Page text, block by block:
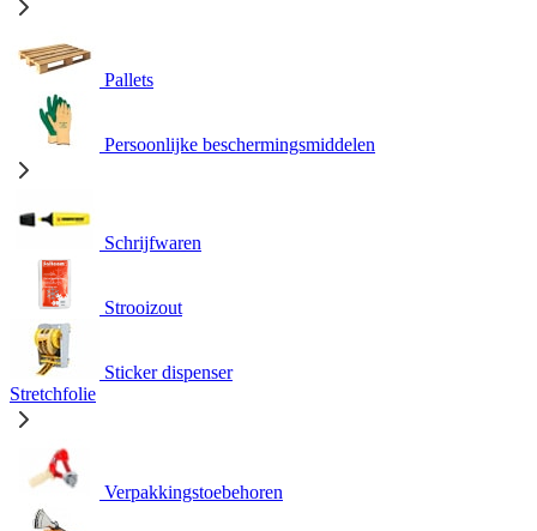
Pallets
Persoonlijke beschermingsmiddelen
Schrijfwaren
Strooizout
Sticker dispenser
Stretchfolie
Verpakkingstoebehoren